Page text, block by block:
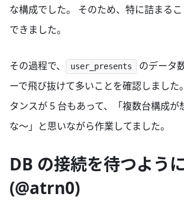
な構成でした。 そのため、特に詰まる
できました。
その過程で、 user_presents
のデータ
ーで飛び抜けて多いことを確認しました
タンスが 5 台もあって、「複数台構成が
な〜」と思いながら作業してました。
DB の接続を待つよう
(@atrn0)